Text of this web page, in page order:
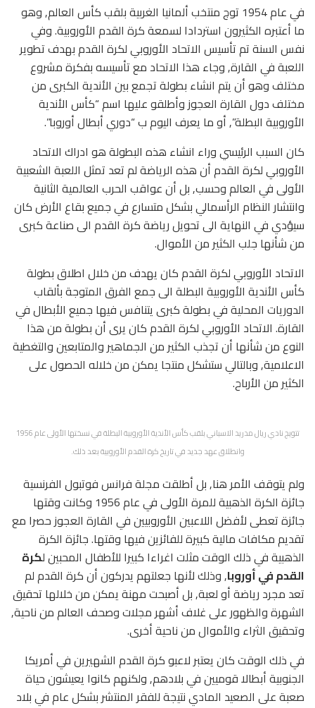
في عام 1954 توج منتخب ألمانيا الغربية بلقب كأس العالم, وهو
ما أعتبره الكثيرون استردادا لسمعة كرة القدم الأوروبية. وفي
نفس السنة تم تأسيس الاتحاد الأوروبي لكرة القدم بهدف تطوير
اللعبة في القارة, وجاء هذا الاتحاد مع تأسيسه بفكرة مشروع
مختلف وهو أن يتم انشاء بطولة تجمع بين الأندية الكبرى من
مختلف دول القارة العجوز وأطلقو عليها اسم “كأس الأندية
الأوروبية البطلة”, أو ما يعرف اليوم ب “دوري أبطال أوروبا”.
كان السبب الرئيسي وراء انشاء هذه البطولة هو ادراك الاتحاد
الأوروبي لكرة القدم أن هذه الرياضة لم تعد تمثل اللعبة الشعبية
الأولى في العالم وحسب, بل أن عواقب الحرب العالمية الثانية
وانتشار النظام الرأسمالي بشكل متسارع في جميع بقاع الأرض كان
سيؤدي في النهاية الى تحويل رياضة كرة القدم الى صناعة كبرى
من شأنها جلب الكثير من الأموال.
الاتحاد الأوروبي لكرة القدم كان يهدف من خلال اطلاق بطولة
كأس الأندية الأوروبية البطلة الى جمع الفرق المتوجة بألقاب
الدوريات المحلية في بطولة كبرى يتنافس فيها جميع الأبطال في
القارة. الاتحاد الأوروبي لكرة القدم كان يرى أن بطولة من هذا
النوع من شأنها أن تجذب الكثير من الجماهير والمتابعين والتغطية
الاعلامية, وبالتالي ستشكل منتجا يمكن من خلاله الحصول على
الكثير من الأرباح.
تتويج نادي ريال مدريد الاسباني بلقب كأس الأندية الأوروبية البطلة في نسختها الأولى عام 1956
وانطلاق عهد جديد في تاريخ كرة القدم الأوروبية بعد ذلك.
ولم يتوقف الأمر هنا, بل أطلقت مجلة فرانس فوتبول الفرنسية
جائزة الكرة الذهبية للمرة الأولى في عام 1956 وكانت وقتها
جائزة تعطى لأفضل اللاعبين الأوروبيين في القارة العجوز حصرا مع
تقديم مكافات مالية كبيرة للفائزين فيها وقتها. جائزة الكرة
الذهبية في ذلك الوقت مثلت اغراءا كبيرا للأطفال المحبين لكرة
القدم في أوروبا, وذلك لأنها جعلتهم يدركون أن كرة القدم لم
تعد مجرد رياضة أو لعبة, بل أصبحت مهنة يمكن من خلالها تحقيق
الشهرة والظهور على غلاف أشهر مجلات وصحف العالم من ناحية,
وتحقيق الثراء والأموال من ناحية أخرى.
في ذلك الوقت كان يعتبر لاعبو كرة القدم الشهيرين في أمريكا
الجنوبية أبطالا قوميين في بلادهم, ولكنهم كانوا يعيشون حياة
صعبة على الصعيد المادي نتيجة للفقر المنتشر بشكل عام في بلاد